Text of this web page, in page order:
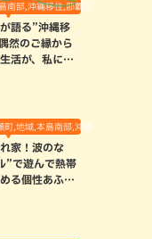
南部,沖縄移住,那覇市
語る”沖縄移
然のご縁から
活が、私にと
町,地域,本島南部,沖縄の海,自然
家！波のな
”で遊んで熱帯
る個性あふれ